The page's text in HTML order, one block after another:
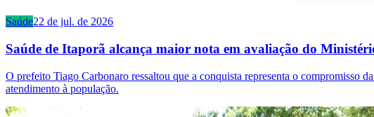
Saúde22 de jul. de 2026
Saúde de Itaporã alcança maior nota em avaliação do
O prefeito Tiago Carbonaro ressaltou que a conquista representa o compromisso
atendimento à população.